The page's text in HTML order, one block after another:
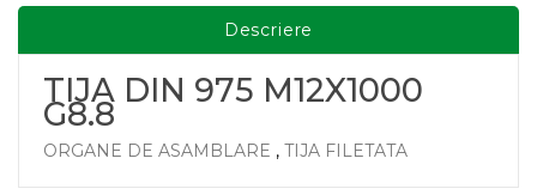
Descriere
TIJA DIN 975 M12X1000
G8.8
ORGANE DE ASAMBLARE , TIJA FILETATA